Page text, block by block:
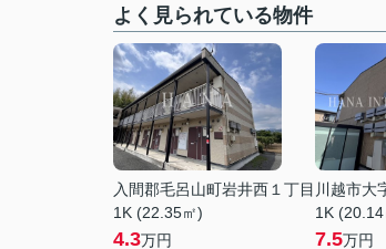
よく見られている物件
入間郡毛呂山町岩井西１丁目
1K (22.35㎡)
4.3万円
川越市大
1K
7.5万円